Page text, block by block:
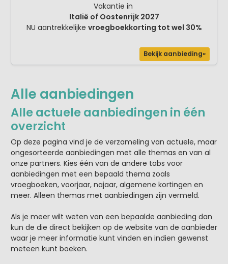
Vakantie in
Italië of Oostenrijk 2027
NU aantrekkelijke vroegboekkorting tot wel 30%
Bekijk aanbieding»
Alle aanbiedingen
Alle actuele aanbiedingen in één
overzicht
Op deze pagina vind je de verzameling van actuele, maar
ongesorteerde aanbiedingen met alle themas en van al
onze partners. Kies één van de andere tabs voor
aanbiedingen met een bepaald thema zoals
vroegboeken, voorjaar, najaar, algemene kortingen en
meer. Alleen themas met aanbiedingen zijn vermeld.
Als je meer wilt weten van een bepaalde aanbieding dan
kun de die direct bekijken op de website van de aanbieder
waar je meer informatie kunt vinden en indien gewenst
meteen kunt boeken.